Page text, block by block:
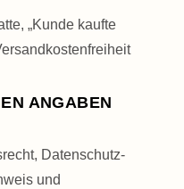
„Kunde kaufte
ANGABEN
Daten­schutz­
und